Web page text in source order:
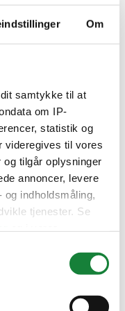
Om
samtykke til at
om IP-
statistik og
videregives til vores
tilgår oplysninger
annoncer, levere
og indholdsmåling,
tjenester. Se
på "Privacy